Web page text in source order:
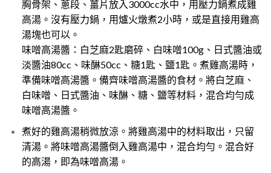
胸骨架、蔥段、薑片放入3000cc水中，用壓力鍋煮成雞
高湯。沒有壓力鍋，用爐火燉煮2小時，或是直接用雞高
湯塊也可以。
味噌高湯醬：白芝麻2匙磨碎、白味噌100g、日式醬油或
淡醬油80cc、味醂50cc、糖1匙、鹽1匙。煮雞高湯時，
準備味噌高湯醬。備齊味噌高湯醬的食材。將白芝麻、
白味噌、日式醬油、味醂、糖、鹽等材料，混合均勻成
味噌高湯醬。
煮好的雞高湯稍微放涼。將雞高湯中的材料取出，只留
清湯。將味噌高湯醬倒入雞高湯中，混合均勻。混合好
的高湯，即為味噌高湯。